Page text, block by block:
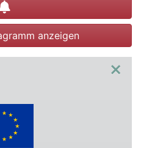
Preisalarm setzen
anzeigen
×